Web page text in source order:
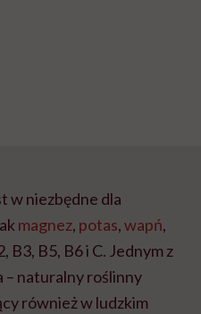
w niezbędne dla
magnez, potas,wapń,
B3, B5, B6 i C. Jednym z
– naturalny roślinny
również w ludzkim